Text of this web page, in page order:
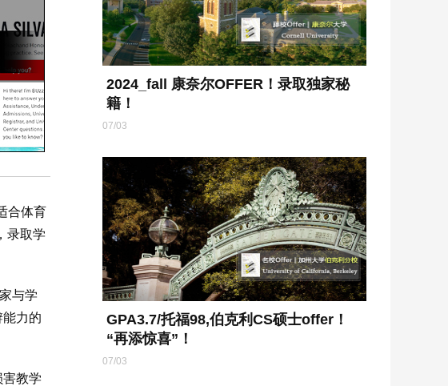
合体育
录取学
与学
力的
教学
2024_fall 康奈尔OFFER！录取独家秘
籍！
07/03
GPA3.7/托福98,伯克利CS硕士offer！
“再添惊喜”！
07/03